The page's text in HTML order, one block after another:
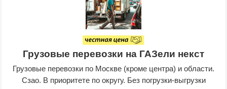
Грузовые перевозки на ГАЗели некст
Грузовые перевозки по Москве (кроме центра) и области.
Сзао. В приоритете по округу. Без погрузки-выгрузки